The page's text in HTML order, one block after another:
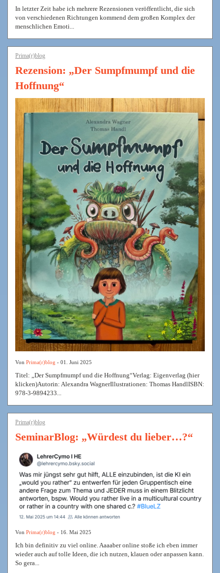
In letzter Zeit habe ich mehrere Rezensionen veröffentlicht, die sich
von verschiedenen Richtungen kommend dem großen Komplex der
menschlichen Emoti...
Prima(r)blog
Rezension: „Der Sumpfmumpf und die
Hoffnung“
Von Prima(r)blog - 01. Juni 2025
Titel: „Der Sumpfmumpf und die Hoffnung“Verlag: Eigenverlag (hier
klicken)Autorin: Alexandra WagnerIllustrationen: Thomas HandlISBN:
978-3-9894233...
Prima(r)blog
SeminarBlog: „Würdest du lieber…?“
Von Prima(r)blog - 16. Mai 2025
Ich bin definitiv zu viel online. Aaaaber online stoße ich eben immer
wieder auch auf tolle Ideen, die ich nutzen, klauen oder anpassen kann.
So gera...